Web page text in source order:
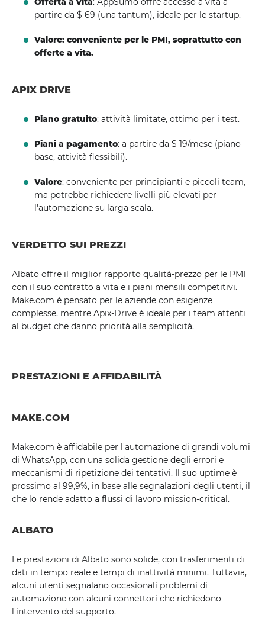
partire da $ 69 (una tantum), ideale per le startup.
Valore: conveniente per le PMI, soprattutto con
offerte a vita.
APIX DRIVE
Piano gratuito: attività limitate, ottimo per i test.
Piani a pagamento: a partire da $ 19/mese (piano
base, attività flessibili).
Valore: conveniente per principianti e piccoli team,
ma potrebbe richiedere livelli più elevati per
l'automazione su larga scala.
VERDETTO SUI PREZZI
Albato offre il miglior rapporto qualità-prezzo per le PMI
con il suo contratto a vita e i piani mensili competitivi.
Make.com è pensato per le aziende con esigenze
complesse, mentre Apix-Drive è ideale per i team attenti
al budget che danno priorità alla semplicità.
PRESTAZIONI E AFFIDABILITÀ
MAKE.COM
Make.com è affidabile per l'automazione di grandi volumi
di WhatsApp, con una solida gestione degli errori e
meccanismi di ripetizione dei tentativi. Il suo uptime è
prossimo al 99,9%, in base alle segnalazioni degli utenti, il
che lo rende adatto a flussi di lavoro mission-critical.
ALBATO
Le prestazioni di Albato sono solide, con trasferimenti di
dati in tempo reale e tempi di inattività minimi. Tuttavia,
alcuni utenti segnalano occasionali problemi di
automazione con alcuni connettori che richiedono
l'intervento del supporto.